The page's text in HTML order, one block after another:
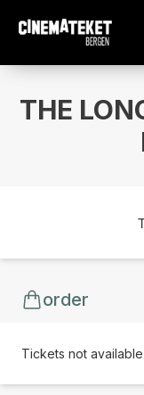
THE
order
Tickets not